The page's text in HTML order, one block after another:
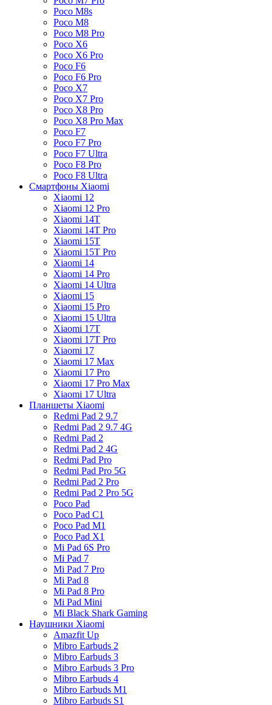
Poco M8s
Poco M8
Poco M8 Pro
Poco X6
Poco X6 Pro
Poco F6
Poco F6 Pro
Poco X7
Poco X7 Pro
Poco X8 Pro
Poco X8 Pro Max
Poco F7
Poco F7 Pro
Poco F7 Ultra
Poco F8 Pro
Poco F8 Ultra
Смартфоны Xiaomi
Xiaomi 12
Xiaomi 12 Pro
Xiaomi 14T
Xiaomi 14T Pro
Xiaomi 15T
Xiaomi 15T Pro
Xiaomi 14
Xiaomi 14 Pro
Xiaomi 14 Ultra
Xiaomi 15
Xiaomi 15 Pro
Xiaomi 15 Ultra
Xiaomi 17T
Xiaomi 17T Pro
Xiaomi 17
Xiaomi 17 Max
Xiaomi 17 Pro
Xiaomi 17 Pro Max
Xiaomi 17 Ultra
Планшеты Xiaomi
Redmi Pad 2 9.7
Redmi Pad 2 9.7 4G
Redmi Pad 2
Redmi Pad 2 4G
Redmi Pad Pro
Redmi Pad Pro 5G
Redmi Pad 2 Pro
Redmi Pad 2 Pro 5G
Poco Pad
Poco Pad C1
Poco Pad M1
Poco Pad X1
Mi Pad 6S Pro
Mi Pad 7
Mi Pad 7 Pro
Mi Pad 8
Mi Pad 8 Pro
Mi Pad Mini
Mi Black Shark Gaming
Наушники Xiaomi
Amazfit Up
Mibro Earbuds 2
Mibro Earbuds 3
Mibro Earbuds 3 Pro
Mibro Earbuds 4
Mibro Earbuds M1
Mibro Earbuds S1